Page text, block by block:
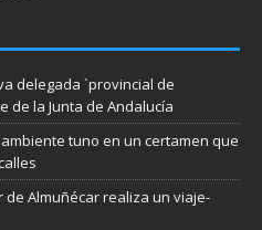
delegada `provincial de
de la Junta de Andalucía
tuno en un certamen que
de Almuñécar realiza un viaje-